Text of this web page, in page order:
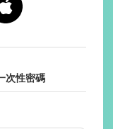
次性密碼